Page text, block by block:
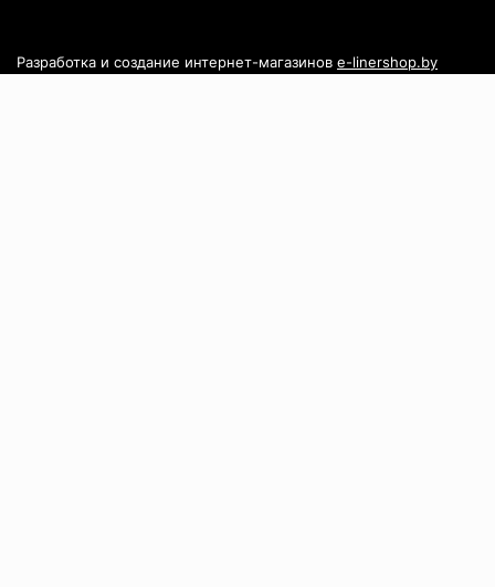
Разработка и создание интернет-магазинов e-linershop.by